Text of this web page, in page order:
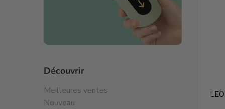
Découvrir
Meilleures ventes
Nouveau